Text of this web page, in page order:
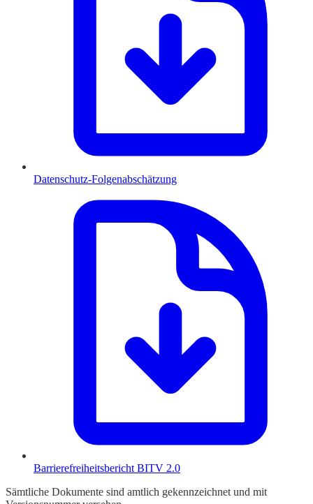
Datenschutz-Folgenabschätzung
Barrierefreiheitsbericht BITV 2.0
Sämtliche Dokumente sind amtlich gekennzeichnet und mit